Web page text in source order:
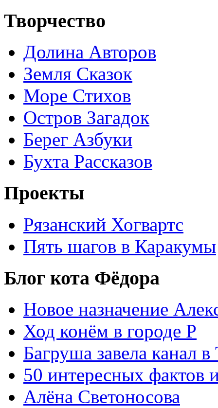
Творчество
Долина Авторов
Земля Сказок
Море Стихов
Остров Загадок
Берег Азбуки
Бухта Рассказов
Проекты
Рязанский Хогвартс
Пять шагов в Каракумы
Блог кота Фёдора
Новое назначение
Ход конём в городе Р
Багруша завела канал в
50 интересных фактов
Алёна Светоносова